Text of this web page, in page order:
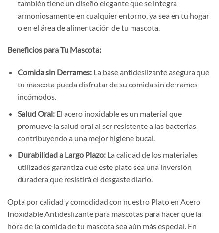
también tiene un diseño elegante que se integra
armoniosamente en cualquier entorno, ya sea en tu hogar
o en el área de alimentación de tu mascota.
Beneficios para Tu Mascota:
Comida sin Derrames:La base antideslizante asegura que
tu mascota pueda disfrutar de su comida sin derrames
incómodos.
Salud Oral:El acero inoxidable es un material que
promueve la salud oral al ser resistente a las bacterias,
contribuyendo a una mejor higiene bucal.
Durabilidad a Largo Plazo:La calidad de los materiales
utilizados garantiza que este plato sea una inversión
duradera que resistirá el desgaste diario.
Opta por calidad y comodidad con nuestro Plato en Acero
Inoxidable Antideslizante para mascotas para hacer que la
hora de la comida de tu mascota sea aún más especial. En